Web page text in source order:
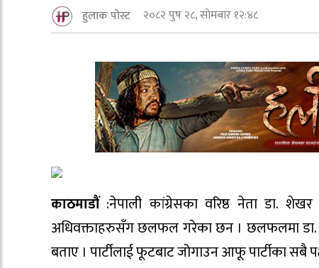
हुलाक पोस्ट २०८२ पुष २८, सोमबार १२:४८
काठमाडौं:नेपाली कांग्रेसका वरिष्ठ नेता डा.
अधिवक्ताहरुसँग छलफल गरेका छन । छलफलमा डा.
बताए । पार्टीलाई फूटबाट जोगाउन आफू पार्टीका